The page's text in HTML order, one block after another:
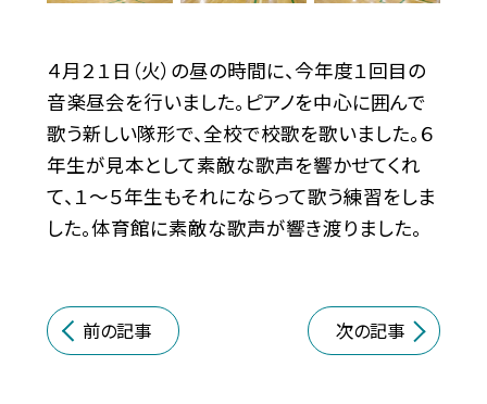
４月２１日（火）の昼の時間に、今年度１回目の
音楽昼会を行いました。ピアノを中心に囲んで
歌う新しい隊形で、全校で校歌を歌いました。６
年生が見本として素敵な歌声を響かせてくれ
て、１～５年生もそれにならって歌う練習をしま
した。体育館に素敵な歌声が響き渡りました。
前の記事 次の記事